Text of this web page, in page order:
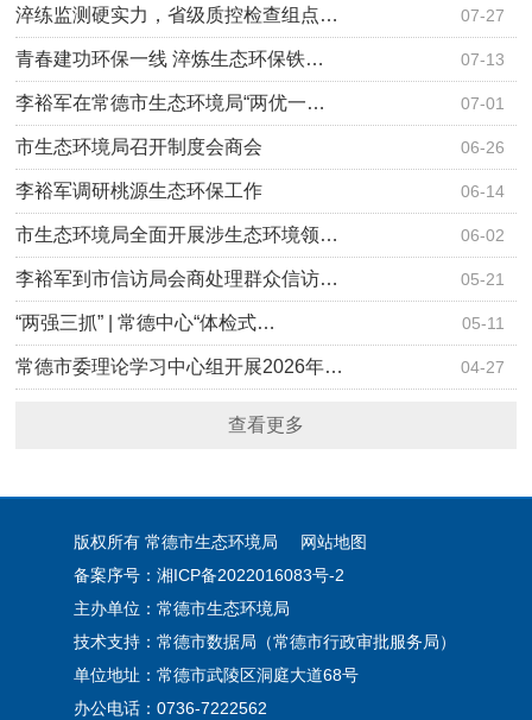
07-27
淬练监测硬实力，省级质控检查组点…
07-13
青春建功环保一线 淬炼生态环保铁…
07-01
李裕军在常德市生态环境局“两优一…
06-26
市生态环境局召开制度会商会
06-14
李裕军调研桃源生态环保工作
06-02
市生态环境局全面开展涉生态环境领…
05-21
李裕军到市信访局会商处理群众信访…
05-11
“两强三抓” | 常德中心“体检式…
04-27
常德市委理论学习中心组开展2026年…
查看更多
版权所有 常德市生态环境局
网站地图
备案序号：湘ICP备2022016083号-2
主办单位：常德市生态环境局
技术支持：常德市数据局（常德市行政审批服务局）
单位地址：常德市武陵区洞庭大道68号
办公电话：0736-7222562